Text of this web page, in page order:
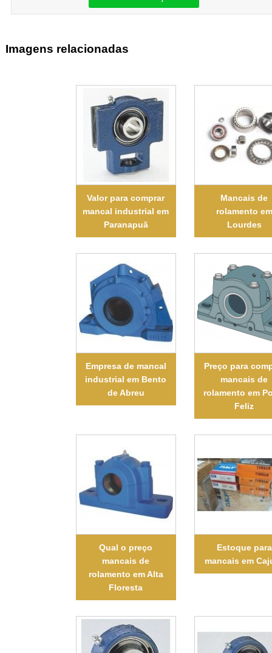
Imagens relacionadas
Valor para comprar
mancal industrial em
Paranapuã
Mancais de
rolamento em
Lourdes
Empresa de mancal
industrial em Bento
de Abreu
Preço para
mancais de
rolamento em
Feliz
Qual o preço
mancais de
rolamento em Alta
Floresta
Estoque para
mancais em